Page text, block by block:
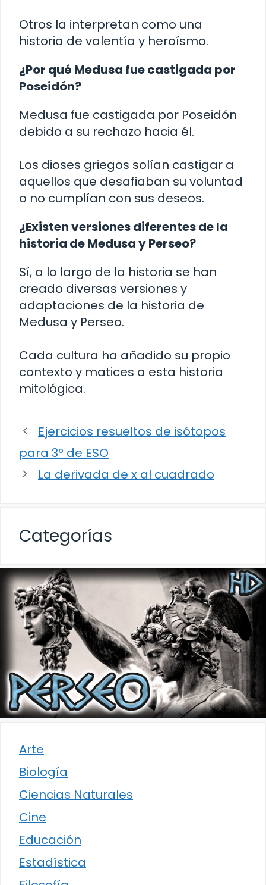
Otros la interpretan como una
historia de valentía y heroísmo.
¿Por qué Medusa fue castigada por
Poseidón?
Medusa fue castigada por Poseidón
debido a su rechazo hacia él.
Los dioses griegos solían castigar a
aquellos que desafiaban su voluntad
o no cumplían con sus deseos.
¿Existen versiones diferentes de la
historia de Medusa y Perseo?
Sí, a lo largo de la historia se han
creado diversas versiones y
adaptaciones de la historia de
Medusa y Perseo.
Cada cultura ha añadido su propio
contexto y matices a esta historia
mitológica.
Ejercicios resueltos de isótopos
para 3º de ESO
La derivada de x al cuadrado
Categorías
Arte
Biología
Ciencias Naturales
Cine
Educación
Estadística